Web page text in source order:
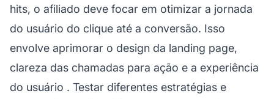
hits, o afiliado deve focar em otimizar a jornada
do usuário do clique até a conversão. Isso
envolve aprimorar o design da landing page,
clareza das chamadas para ação e a experiência
do usuário . Testar diferentes estratégias e